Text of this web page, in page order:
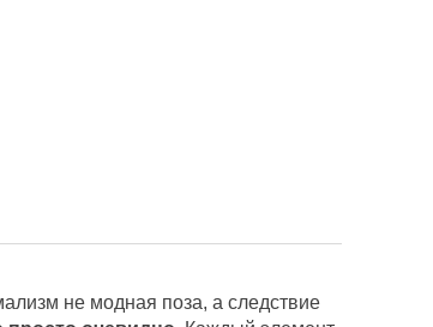
не модная поза, а следствие